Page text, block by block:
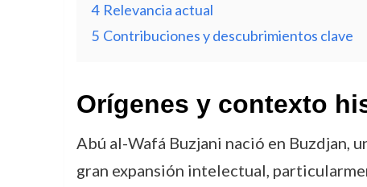
4 Relevancia actual
5 Contribuciones y descubrimientos clave
Orígenes y contexto
Abú al-Wafá Buzjani nació en Buzdjan,
gran expansión intelectual,